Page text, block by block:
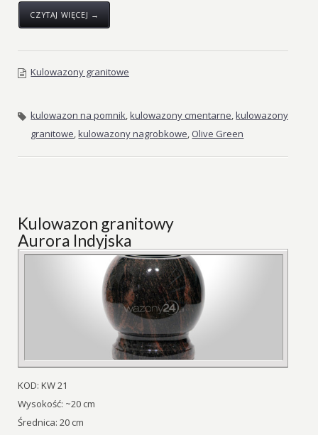
CZYTAJ WIĘCEJ →
Kulowazony granitowe
kulowazon na pomnik,kulowazony cmentarne,kulowazony
granitowe,kulowazony nagrobkowe, Olive Green
Kulowazon granitowy
Aurora Indyjska
KOD: KW 21
Wysokość: ~20 cm
Średnica: 20 cm